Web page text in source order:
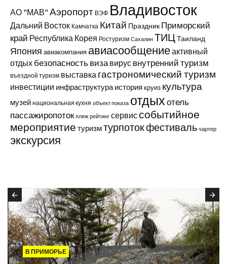
АО "МАВ"Аэропорт ВЭФ Владивосток
Дальний Восток Камчатка Китай Праздник Приморский
край Республика Корея Ростуризм Сахалин ТИЦТаиланд
Япония авиакомпания авиасообщениеактивный
отдых безопасность виза вирус внутренний туризм
въездной туризм выставка гастрономический туризм
инвестиции инфраструктура история круиз культура
музей национальная кухня объект показа отдыхотель
пассажиропоток пляж рейтинг сервис событийное
мероприятие туризмтурпотокфестиваль чартер
экскурсия
В ПРИМОРЬЕ